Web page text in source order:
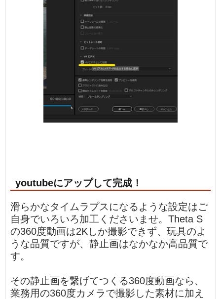
youtubeにアップして完成！
滑らかなタイムラプスになるような設定はご
自身でいろいろ加工くださいませ。Theta S
の360度動画は2Kしか撮影できず、玩具のよ
うな品質ですが、静止画はなかなか高品質で
す。
その静止画を繋げてつくる360度動画なら、
業務用の360度カメラで撮影した素材に加え